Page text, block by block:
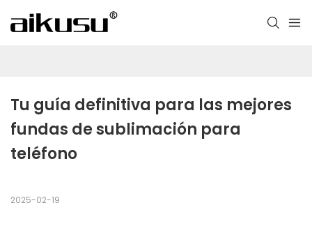
Tu guía definitiva para las mejores
fundas de sublimación para
teléfono
2025-02-19